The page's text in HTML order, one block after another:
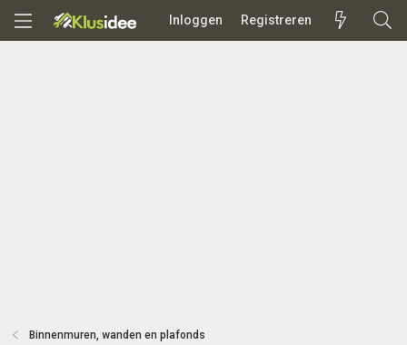
Inloggen Registreren
Binnenmuren, wanden en plafonds